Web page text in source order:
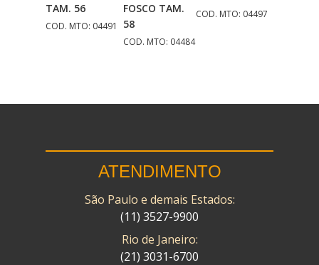
TAM. 56
COD. MTO: 04491
FOSCO TAM.
58
COD. MTO: 04484
COD. MTO: 04497
ATENDIMENTO
São Paulo e demais Estados:
(11) 3527-9900
Rio de Janeiro:
(21) 3031-6700